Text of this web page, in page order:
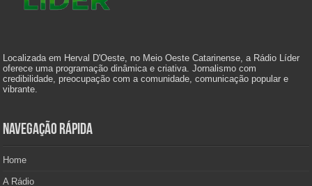
Localizada em Herval D'Oeste, no Meio Oeste Catarinense, a Rádio Líder
oferece uma programação dinâmica e criativa. Jornalismo com
credibilidade, preocupação com a comunidade, comunicação popular e
vibrante.
Navegação Rápida
Home
A Rádio